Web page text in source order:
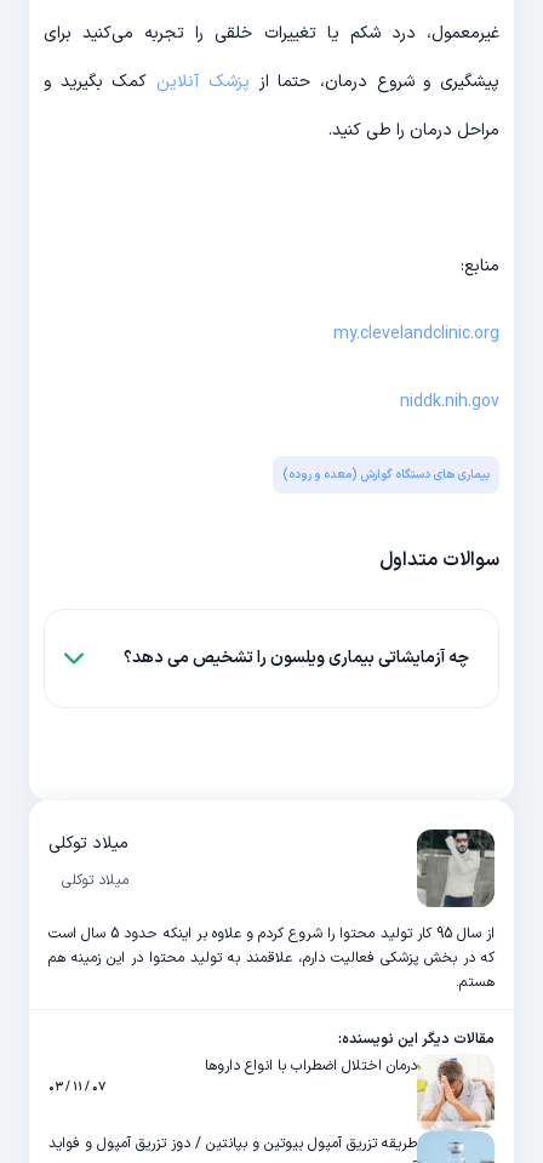
غیرمعمول، درد شکم یا تغییرات خلقی را تجربه می‌کنید برای
پیشگیری و شروع درمان، حتما از پزشک آنلاین کمک بگیرید و
مراحل درمان را طی کنید.
منابع:
my.clevelandclinic.org
niddk.nih.gov
بیماری های دستگاه گوارش (معده و روده)
سوالات متداول
چه آزمایشاتی بیماری ویلسون را تشخیص می دهد؟
میلاد توکلی
میلاد توکلی
از سال 95 کار تولید محتوا را شروع کردم و علاوه بر اینکه حدود 5 سال است
که در بخش پزشکی فعالیت دارم، علاقمند به تولید محتوا در این زمینه هم
هستم.
مقالات دیگر این نویسنده:
درمان اختلال اضطراب با انواع داروها
۰۷ / ۱۱ / ۰۳
طریقه تزریق آمپول بیوتین و بپانتین / دوز تزریق آمپول و فواید